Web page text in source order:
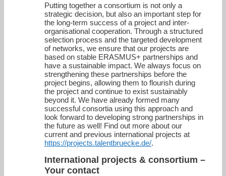
Putting together a consortium is not only a
strategic decision, but also an important step for
the long-term success of a project and inter-
organisational cooperation. Through a structured
selection process and the targeted development
of networks, we ensure that our projects are
based on stable ERASMUS+ partnerships and
have a sustainable impact. We always focus on
strengthening these partnerships before the
project begins, allowing them to flourish during
the project and continue to exist sustainably
beyond it. We have already formed many
successful consortia using this approach and
look forward to developing strong partnerships in
the future as well! Find out more about our
current and previous international projects at
https://projects.talentbruecke.de/.
International projects & consortium –
Your contact